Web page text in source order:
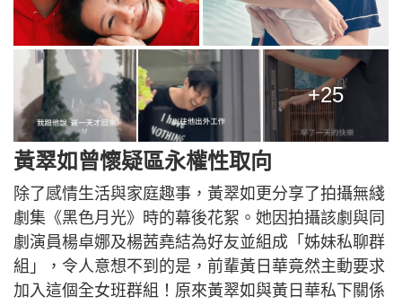
+25
黃翠如曾懷疑區永權性取向
除了感情生活與家庭趣事，黃翠如更分享了拍攝無綫
劇集《黑色月光》時的幕後花絮。她因拍攝該劇與同
劇演員楊卓娜及楊茜堯結為好友並組成「姊妹私聊群
組」，令人意想不到的是，前輩黃日華竟然主動要求
加入這個全女班群組！原來黃翠如與黃日華私下關係